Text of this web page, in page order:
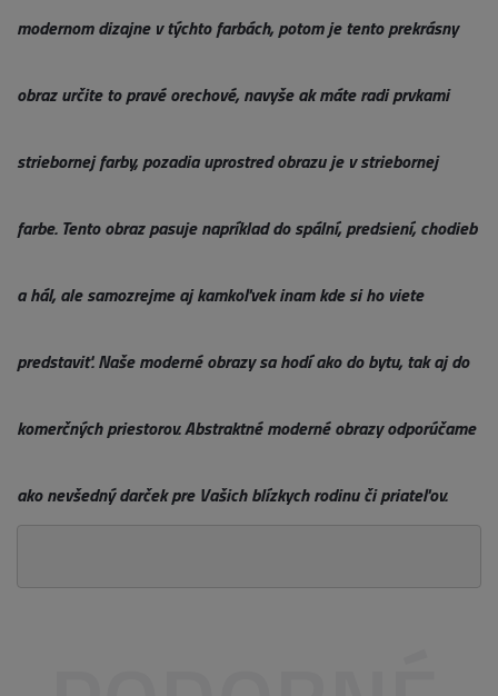
modernom dizajne v týchto farbách, potom je tento prekrásny
obraz určite to pravé orechové, navyše ak máte radi prvkami
striebornej farby, pozadia uprostred obrazu je v striebornej
farbe. Tento obraz pasuje napríklad do spální, predsiení, chodieb
a hál, ale samozrejme aj kamkoľvek inam kde si ho viete
predstaviť. Naše moderné obrazy sa hodí ako do bytu, tak aj do
komerčných priestorov. Abstraktné moderné obrazy odporúčame
ako nevšedný darček pre Vašich blízkych rodinu či priateľov.